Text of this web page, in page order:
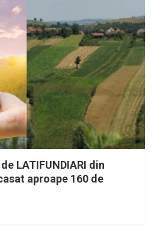
LATIFUNDIARI din
aproape 160 de